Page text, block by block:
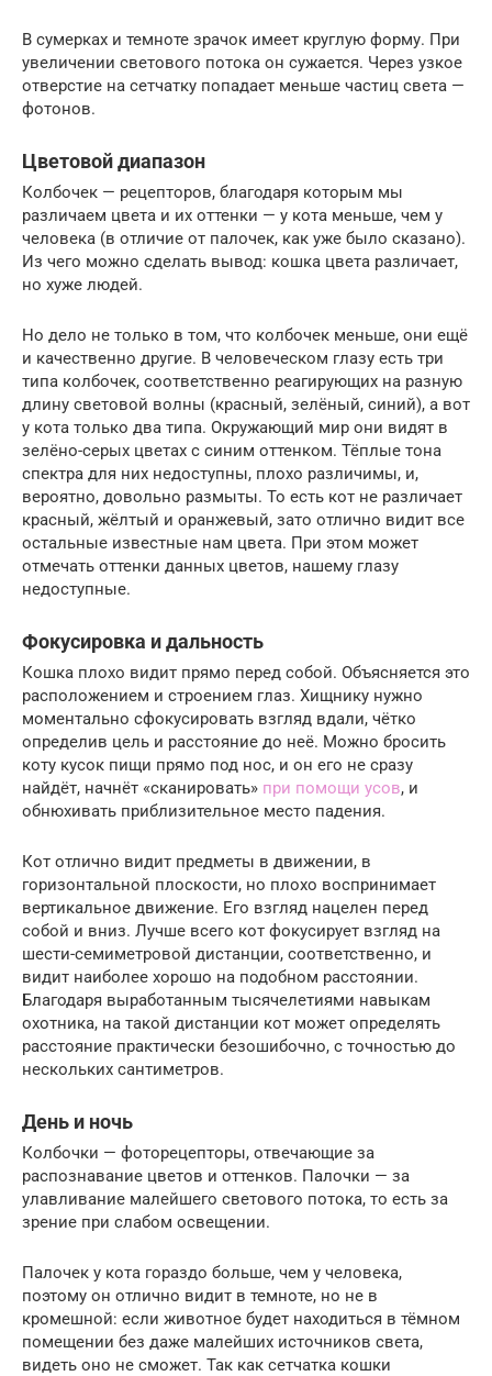
В сумерках и темноте зрачок имеет круглую форму. При
увеличении светового потока он сужается. Через узкое
отверстие на сетчатку попадает меньше частиц света —
фотонов.
Цветовой диапазон
Колбочек — рецепторов, благодаря которым мы
различаем цвета и их оттенки — у кота меньше, чем у
человека (в отличие от палочек, как уже было сказано).
Из чего можно сделать вывод: кошка цвета различает,
но хуже людей.
Но дело не только в том, что колбочек меньше, они ещё
и качественно другие. В человеческом глазу есть три
типа колбочек, соответственно реагирующих на разную
длину световой волны (красный, зелёный, синий), а вот
у кота только два типа. Окружающий мир они видят в
зелёно-серых цветах с синим оттенком. Тёплые тона
спектра для них недоступны, плохо различимы, и,
вероятно, довольно размыты. То есть кот не различает
красный, жёлтый и оранжевый, зато отлично видит все
остальные известные нам цвета. При этом может
отмечать оттенки данных цветов, нашему глазу
недоступные.
Фокусировка и дальность
Кошка плохо видит прямо перед собой. Объясняется это
расположением и строением глаз. Хищнику нужно
моментально сфокусировать взгляд вдали, чётко
определив цель и расстояние до неё. Можно бросить
коту кусок пищи прямо под нос, и он его не сразу
найдёт, начнёт «сканировать» при помощи усов, и
обнюхивать приблизительное место падения.
Кот отлично видит предметы в движении, в
горизонтальной плоскости, но плохо воспринимает
вертикальное движение. Его взгляд нацелен перед
собой и вниз. Лучше всего кот фокусирует взгляд на
шести-семиметровой дистанции, соответственно, и
видит наиболее хорошо на подобном расстоянии.
Благодаря выработанным тысячелетиями навыкам
охотника, на такой дистанции кот может определять
расстояние практически безошибочно, с точностью до
нескольких сантиметров.
День и ночь
Колбочки — фоторецепторы, отвечающие за
распознавание цветов и оттенков. Палочки — за
улавливание малейшего светового потока, то есть за
зрение при слабом освещении.
Палочек у кота гораздо больше, чем у человека,
поэтому он отлично видит в темноте, но не в
кромешной: если животное будет находиться в тёмном
помещении без даже малейших источников света,
видеть оно не сможет. Так как сетчатка кошки